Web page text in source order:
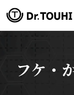
フケ・